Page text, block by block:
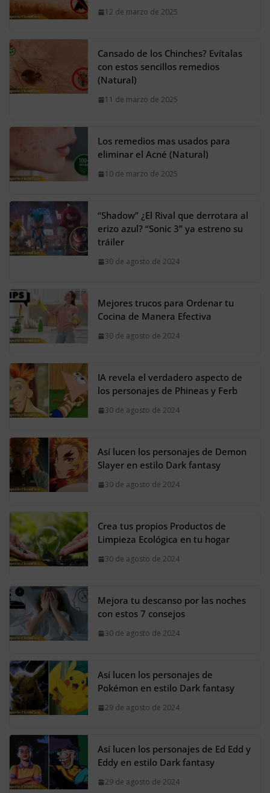
12 de marzo de 2025
Cansado de los Chinches? Evítalas
con estos sencillos remedios
(Natural)
11 de marzo de 2025
Los remedios mas usados para
eliminar el Acné (Natural)
10 de marzo de 2025
“Shadow” ¿El Rival que derrotara al
erizo azul? “Sonic 3” ya estreno su
tráiler
30 de agosto de 2024
Mejores trucos para Ordenar tu
Cocina de Manera Efectiva
30 de agosto de 2024
IA revela el verdadero aspecto de
los personajes de Phineas y Ferb
30 de agosto de 2024
Así lucen los personajes de Demon
Slayer en estilo Dark fantasy
30 de agosto de 2024
Crea tus propios Productos de
Limpieza Ecológica en tu hogar
30 de agosto de 2024
Mejora tu descanso por las noches
con estos 7 consejos
30 de agosto de 2024
Así lucen los personajes de
Pokémon en estilo Dark fantasy
29 de agosto de 2024
Así lucen los personajes de Ed Edd y
Eddy en estilo Dark fantasy
29 de agosto de 2024